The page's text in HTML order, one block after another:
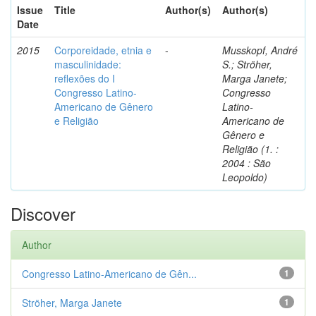
Issue
Date
Title Author(s) Author(s)
2015
Corporeidade, etnia e
masculinidade:
reflexões do I
Congresso Latino-
Americano de Gênero
e Religião
-
Musskopf, André
S.; Ströher,
Marga Janete;
Congresso
Latino-
Americano de
Gênero e
Religião (1. :
2004 : São
Leopoldo)
Discover
Author
1
Congresso Latino-Americano de Gên...
1
Ströher, Marga Janete